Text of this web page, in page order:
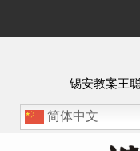
锡安教案王
简体中文